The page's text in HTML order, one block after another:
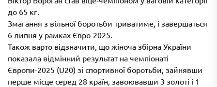
до 65 кг.
Змагання з вільної боротьби триватиме, і завершаться
6 липня у рамках Євро-2025.
Також варто відзначити, що жіноча збірна України
показала відмінний результат на чемпіонаті
Європи-2025 (U20) зі спортивної боротьби, зайнявши
перше місце серед 28 країн, завоювавши 3 золоті і 1